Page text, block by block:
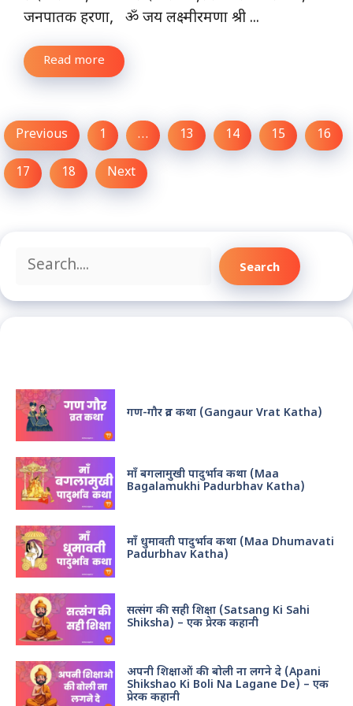
जनपातक हरणा, ॐ जय लक्ष्मीरमणा श्री ...
Read more
Previous 1 … 13 14 15 16
17 18 Next
Search Search
गण-गौर व्रत कथा (Gangaur Vrat Katha)
माँ बगलामुखी पादुर्भाव कथा (Maa
Bagalamukhi Padurbhav Katha)
माँ धुमावती पादुर्भाव कथा (Maa Dhumavati
Padurbhav Katha)
सत्संग की सही शिक्षा (Satsang Ki Sahi
Shiksha) – एक प्रेरक कहानी
अपनी शिक्षाओं की बोली ना लगने दे (Apani
Shikshao Ki Boli Na Lagane De) – एक
प्रेरक कहानी